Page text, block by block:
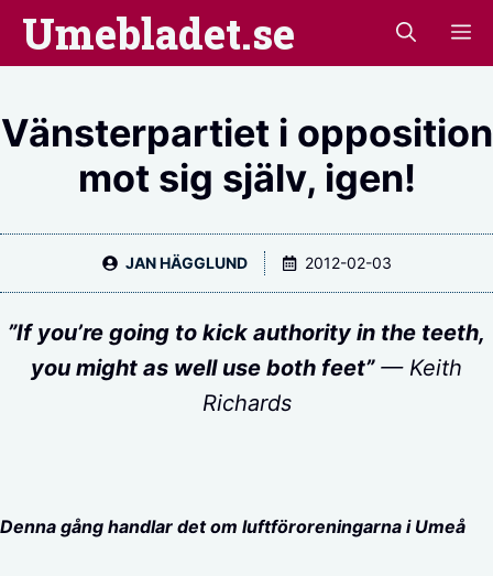
Hoppa
Umebladet.se
Vänsterpartiet i opposition
mot sig själv, igen!
JAN HÄGGLUND 2012-02-03
”If you’re going to kick authority in the teeth,
you might as well use both feet”— Keith
Richards
Denna gång handlar det om luftföroreningarna i Umeå